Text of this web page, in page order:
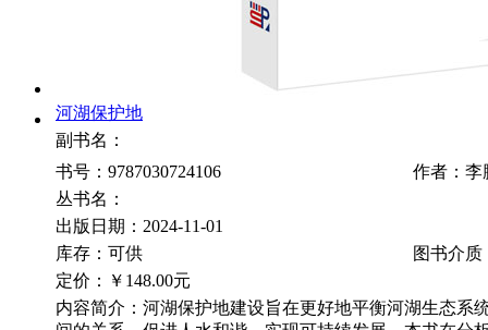
河湖保护地
副书名：
书号：9787030724106
作者：李
丛书名：
出版日期：2024-11-01
库存：可供
图书介质
定价：
￥148.00元
内容简介：河湖保护地建设旨在更好地平衡河湖生态系